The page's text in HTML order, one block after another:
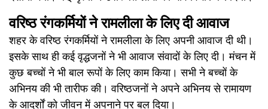
वरिष्ठ रंगकर्मियों ने रामलीला के लिए दी आवाज
शहर के वरिष्ठ रंगकर्मियों ने रामलीला के लिए अपनी आवाज दी थी।
इसके साथ ही कई वृद्धजनों ने भी आवाज संवादों के लिए दी। मंचन में
कुछ बच्चों ने भी बाल रूपों के लिए काम किया। सभी ने बच्चों के
अभिनय की भी तारीफ की। वरिष्ठजनों ने अपने अभिनय से रामायण
के आदर्शों को जीवन में अपनाने पर बल दिया।